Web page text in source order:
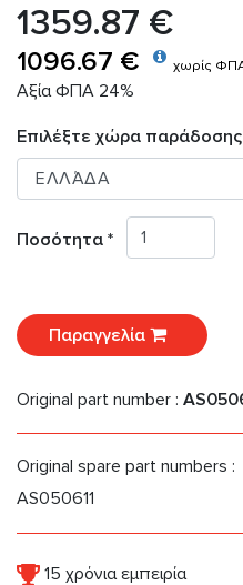
1359.87 €
1096.67 € χωρίς
Αξία ΦΠΑ 24%
Επιλέξτε χώρα
Ποσότητα *
Παραγγελία
Original part number :
Original spare part numbers :
AS050611
15 χρόνια εμπειρία